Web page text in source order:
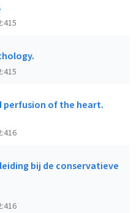
of the heart.
bij de conservatieve